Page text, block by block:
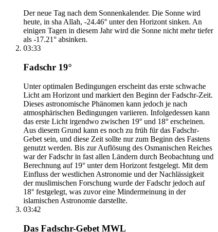
Der neue Tag nach dem Sonnenkalender. Die Sonne wird
heute, in sha Allah, -24.46° unter den Horizont sinken. An
einigen Tagen in diesem Jahr wird die Sonne nicht mehr tiefer
als -17.21° absinken.
03:33
Fadschr 19°
Unter optimalen Bedingungen erscheint das erste schwache
Licht am Horizont und markiert den Beginn der Fadschr-Zeit.
Dieses astronomische Phänomen kann jedoch je nach
atmosphärischen Bedingungen variieren. Infolgedessen kann
das erste Licht irgendwo zwischen 19° und 18° erscheinen.
Aus diesem Grund kann es noch zu früh für das Fadschr-
Gebet sein, und diese Zeit sollte nur zum Beginn des Fastens
genutzt werden. Bis zur Auflösung des Osmanischen Reiches
war der Fadschr in fast allen Ländern durch Beobachtung und
Berechnung auf 19° unter dem Horizont festgelegt. Mit dem
Einfluss der westlichen Astronomie und der Nachlässigkeit
der muslimischen Forschung wurde der Fadschr jedoch auf
18° festgelegt, was zuvor eine Mindermeinung in der
islamischen Astronomie darstellte.
03:42
Das Fadschr-Gebet MWL